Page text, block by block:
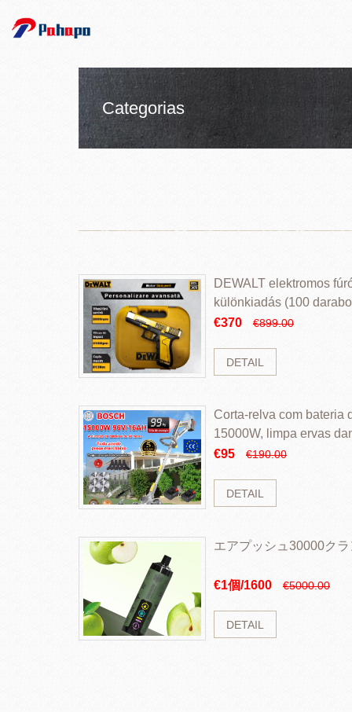
Categorias
DEWALT elektromos
különkiadás (100
€370
€899.00
DETAIL
Corta-relva com bateria
15000W, limpa ervas
rapidamente
€95 €190.00
DETAIL
エアプッシュ30000ク
€1個/1600 €5000.00
DETAIL